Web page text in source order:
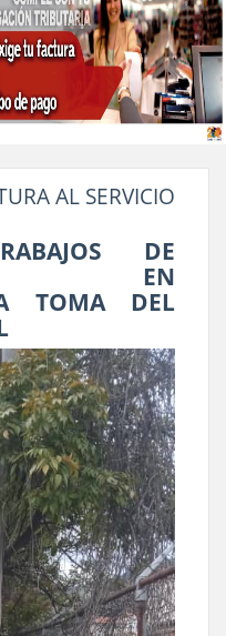
AL SERVICIO
DE
EN
TOMA DEL